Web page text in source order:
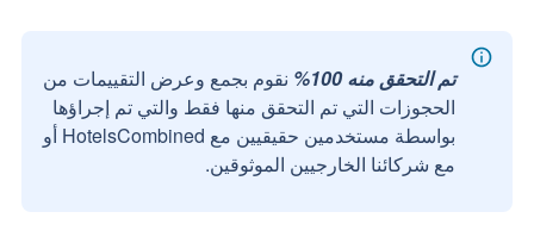
تم التحقق منه 100%
نقوم بجمع وعرض التقييمات من
الحجوزات التي تم التحقق منها فقط والتي تم إجراؤها
بواسطة مستخدمين حقيقيين مع HotelsCombined أو
مع شركائنا الخارجيين الموثوقين.